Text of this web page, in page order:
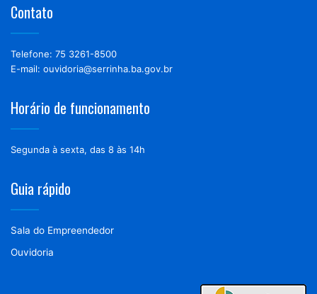
Contato
Telefone: 75 3261-8500
E-mail: ouvidoria@serrinha.ba.gov.br
Horário de funcionamento
Segunda à sexta, das 8 às 14h
Guia rápido
Sala do Empreendedor
Ouvidoria